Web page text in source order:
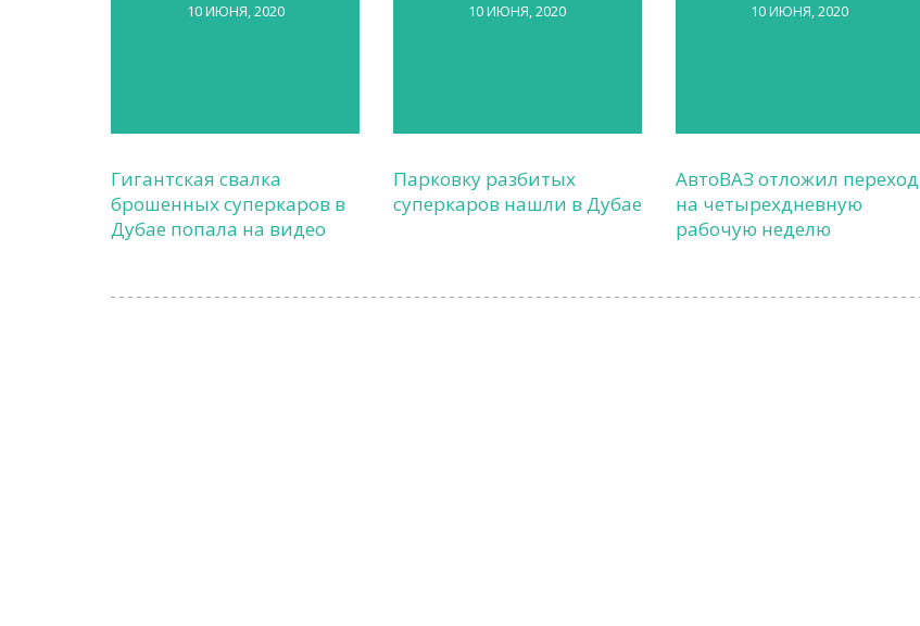
10 ИЮНЯ, 2020
Гигантская свалка
брошенных суперкаров в
Дубае попала на видео
10 ИЮНЯ, 2020
Парковку разбитых
суперкаров нашли в Дубае
10 ИЮНЯ, 2020
АвтоВАЗ отложил переход
на четырехдневную
рабочую неделю